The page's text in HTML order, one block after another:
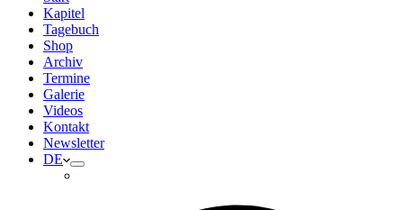
Kapitel
Tagebuch
Shop
Archiv
Termine
Galerie
Videos
Kontakt
Newsletter
DE